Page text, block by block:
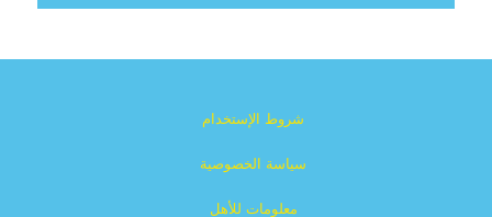
شروط الإستخدام
سياسة الخصوصية
معلومات للأهل